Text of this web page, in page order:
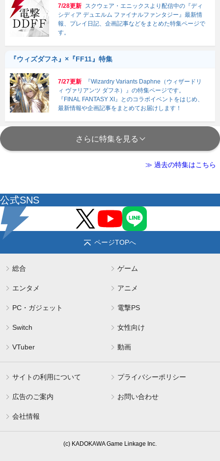
7/28更新 スクウェア・エニックスより配信中の『ディ
シディア デュエルム ファイナルファンタジー』最新情
報、プレイ日記、企画記事などをまとめた特集ページで
す。
『ウィズダフネ』×『FF11』特集
7/27更新
『Wizardry Variants Daphne（ウィザードリ
ィ ヴァリアンツ ダフネ）』の特集ページです。
『FINAL FANTASY XI』とのコラボイベントをはじめ、
最新情報や企画記事をまとめてお届けします！
さらに特集を見る
≫ 過去の特集はこちら
公式SNS
ページTOPへ
総合 ゲーム
エンタメ アニメ
PC・ガジェット 電撃PS
Switch 女性向け
VTuber 動画
サイトの利用について プライバシーポリシー
広告のご案内 お問い合わせ
会社情報
(c) KADOKAWA Game Linkage Inc.